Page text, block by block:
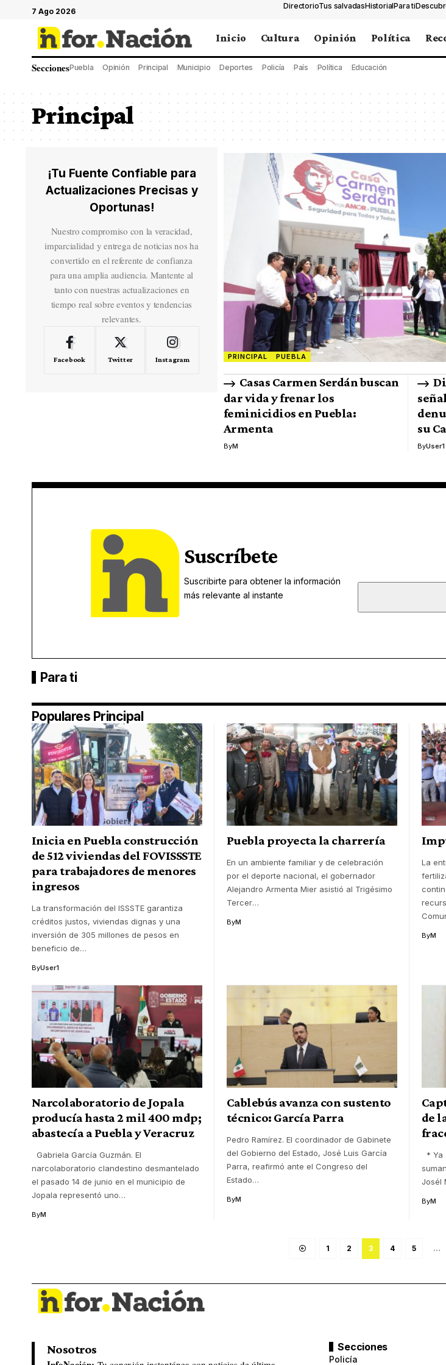
7 Ago 2026
DirectorioTus salvadasHistorialPara ti
Inicio Cultura Opinión Política
SeccionesPuebla Opinión Principal Municipio Deportes Policía País Política Educación
Principal
PRINCIPAL PUEBLA
Casas Carmen Serdán buscan
dar vida y frenar los
feminicidios en Puebla:
Armenta
ByM
su
ByUser1
¡Tu Fuente Confiable para
Actualizaciones Precisas y
Oportunas!
Nuestro compromiso con la veracidad,
imparcialidad y entrega de noticias nos ha
convertido en el referente de confianza
para una amplia audiencia. Mantente al
tanto con nuestras actualizaciones en
tiempo real sobre eventos y tendencias
relevantes.
Facebook Twitter Instagram
Suscríbete
Suscribirte para obtener la información
más relevante al instante
Para ti
Populares Principal
Inicia en Puebla construcción
de 512 viviendas del FOVISSSTE
para trabajadores de menores
ingresos
La transformación del ISSSTE garantiza
créditos justos, viviendas dignas y una
inversión de 305 millones de pesos en
beneficio de…
ByUser1
Puebla proyecta la charrería
En un ambiente familiar y de celebración
por el deporte nacional, el gobernador
Alejandro Armenta Mier asistió al Trigésimo
Tercer…
ByM
La
ByM
Narcolaboratorio de Jopala
producía hasta 2 mil 400 mdp;
abastecía a Puebla y Veracruz
Gabriela García Guzmán. El
narcolaboratorio clandestino desmantelado
el pasado 14 de junio en el municipio de
Jopala representó uno…
ByM
Cablebús avanza con sustento
técnico: García Parra
Pedro Ramírez. El coordinador de Gabinete
del Gobierno del Estado, José Luis García
Parra, reafirmó ante el Congreso del
Estado…
ByM
de
* Ya
Josél
ByM
1 2 3 4 5 …
Nosotros Secciones
Policía